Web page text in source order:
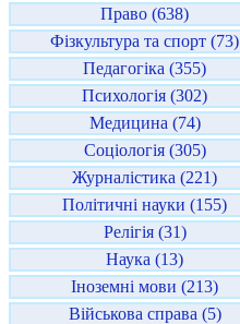
Право (638)
Фізкультура та спорт (73)
Педагогіка (355)
Психологія (302)
Медицина (74)
Соціологія (305)
Журналістика (221)
Політичні науки (155)
Релігія (31)
Наука (13)
Іноземні мови (213)
Військова справа (5)